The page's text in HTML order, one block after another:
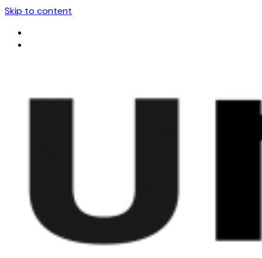
Skip to content